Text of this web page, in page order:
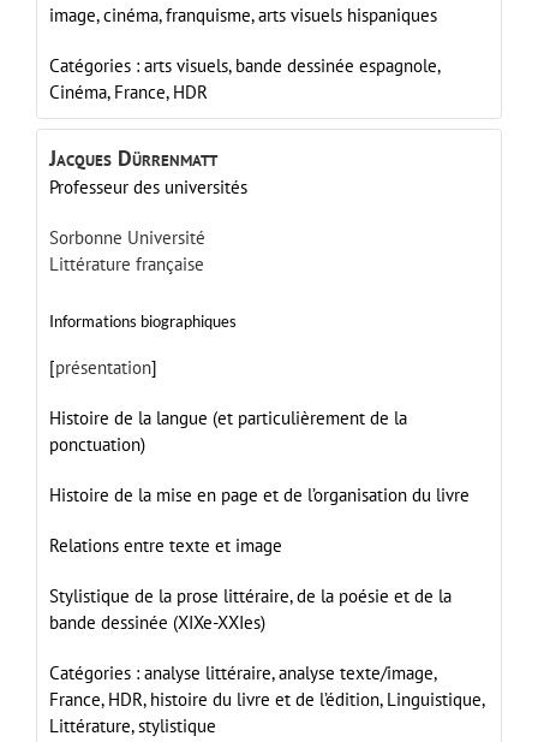
image, cinéma, franquisme, arts visuels hispaniques
Catégories : arts visuels, bande dessinée espagnole,
Cinéma, France, HDR
Jacques Dürrenmatt
Professeur des universités
Sorbonne Université
Littérature française
Informations biographiques
[présentation]
Histoire de la langue (et particulièrement de la
ponctuation)
Histoire de la mise en page et de l’organisation du livre
Relations entre texte et image
Stylistique de la prose littéraire, de la poésie et de la
bande dessinée (XIXe-XXIes)
Catégories : analyse littéraire,analyse texte/image,
France, HDR, histoire du livre et de l’édition, Linguistique,
Littérature, stylistique